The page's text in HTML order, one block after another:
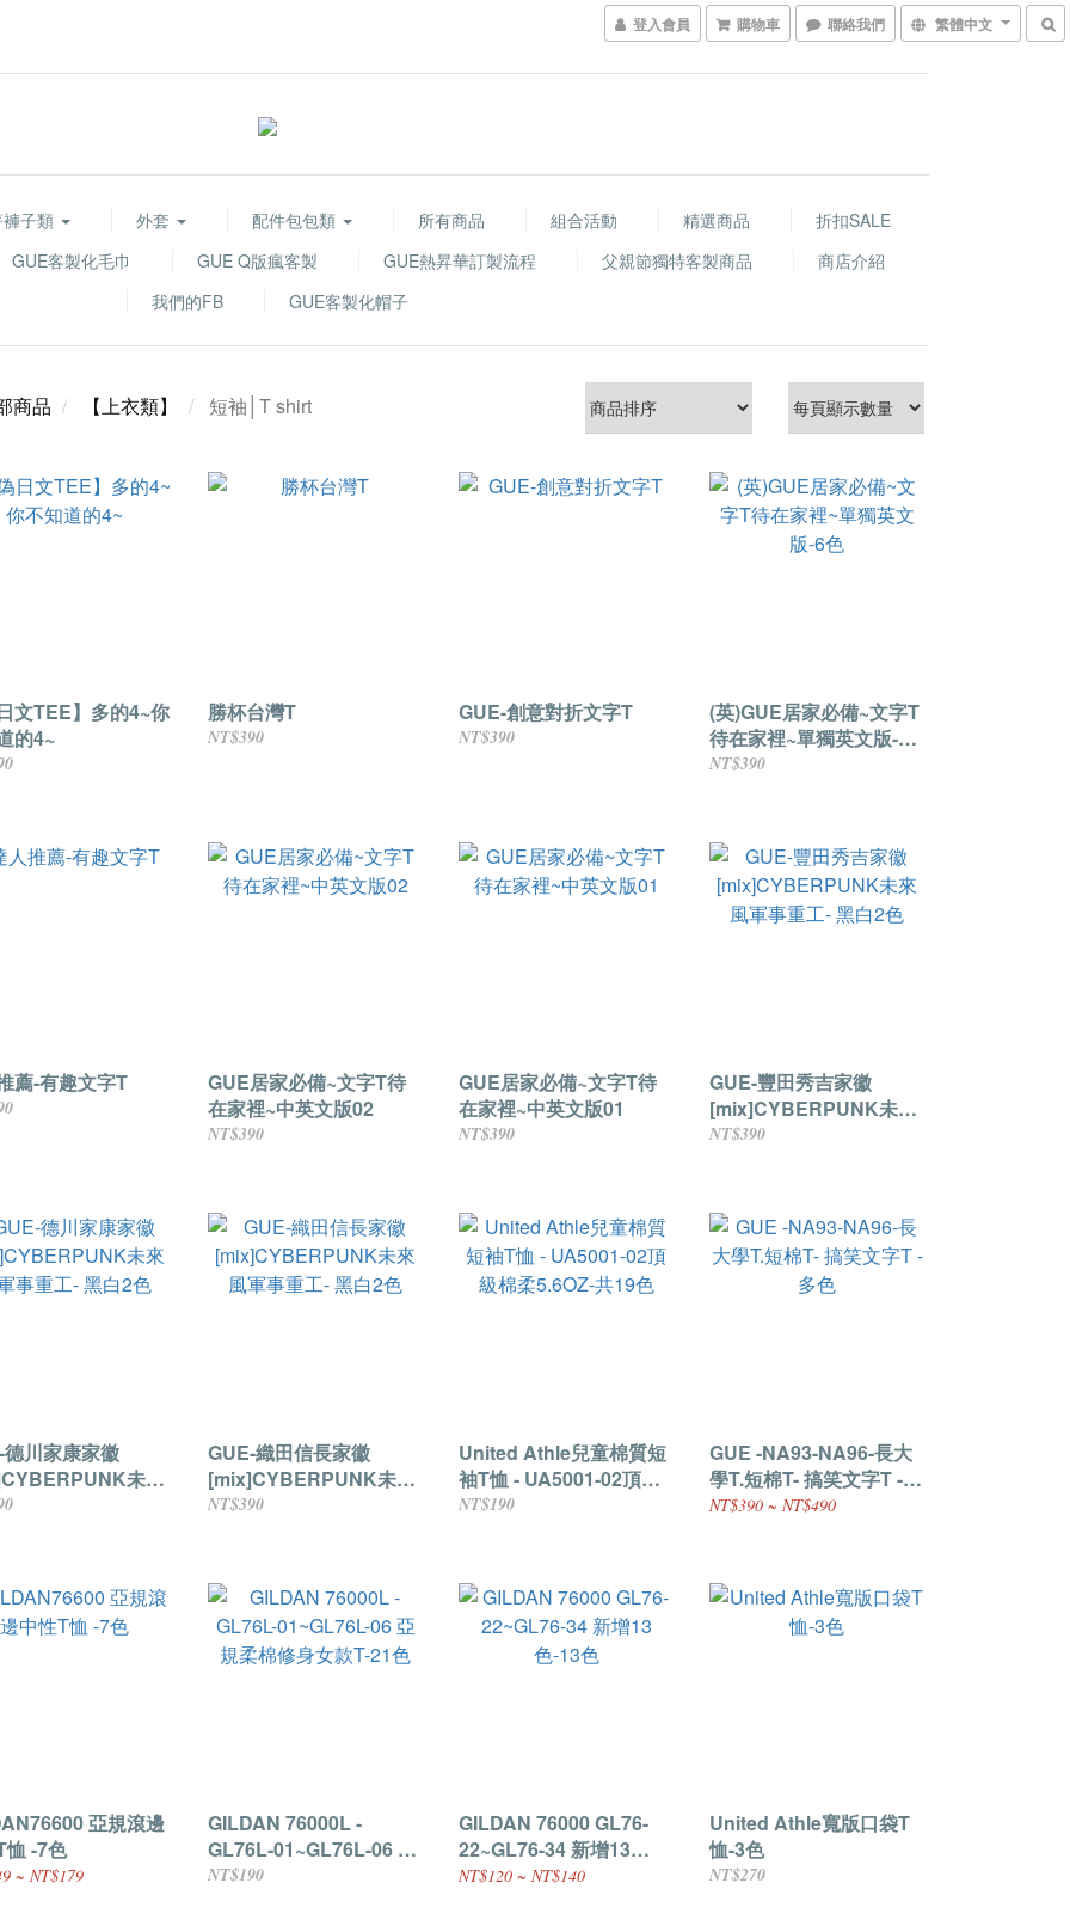
登入會員 購物車 聯絡我們 繁體中文
子類 外套 配件包包類 所有商品 組合活動 精選商品
折扣SALE
GUE客製化毛巾 GUE Q版瘋客製 GUE熱昇華訂製流程 父親節獨特客製商品
商店介紹
我們的FB
GUE客製化帽子
商品 【上衣類】 短袖│T shirt
文TEE】多的4~你
的4~
勝杯台灣T
NT$390
GUE-創意對折文字T
NT$390
(英)GUE居家必備~文字T
待在家裡~單獨英文版-6
色
NT$390
薦-有趣文字T
GUE居家必備~文字T待
在家裡~中英文版02
NT$390
GUE居家必備~文字T待
在家裡~中英文版01
NT$390
GUE-豐田秀吉家徽
[mix]CYBERPUNK未來
風軍事重工- 黑白2色
NT$390
川家康家徽
未來
重工- 黑白2色
GUE-織田信長家徽
[mix]CYBERPUNK未來
風軍事重工- 黑白2色
NT$390
United Athle兒童棉質短
袖T恤 - UA5001-02頂級
棉柔5.6OZ-共19色
NT$190
GUE -NA93-NA96-長大
學T.短棉T- 搞笑文字T -
多色
NT$390 ~ NT$490
亞規滾邊
恤 -7色
~ NT$179
GILDAN 76000L -
GL76L-01~GL76L-06 亞
規柔棉修身女款T-21色
NT$190
GILDAN 76000 GL76-
22~GL76-34 新增13
色-13色
NT$120 ~ NT$140
United Athle寬版口袋T
恤-3色
NT$270